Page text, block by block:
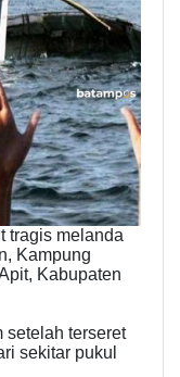
tragis melanda
Kampung
Kabupaten
setelah terseret
sekitar pukul